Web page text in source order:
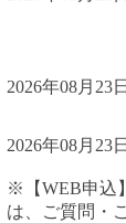
2026年08月23
2026年08月23
※【WEB申込
は、ご質問・